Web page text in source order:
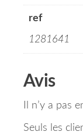
ref
1281641
Avis
Il n’y a pas
Seuls les